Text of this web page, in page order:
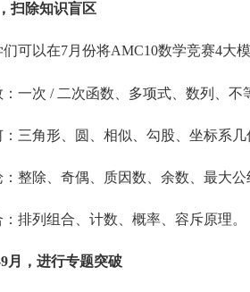
扫除知识盲区
们可以在7月份将AMC10数学竞赛4大
：一次 / 二次函数、多项式、数列、不
：三角形、圆、相似、勾股、坐标系几
：整除、奇偶、质因数、余数、最大公
排列组合、计数、概率、容斥原理。
月，进行专题突破